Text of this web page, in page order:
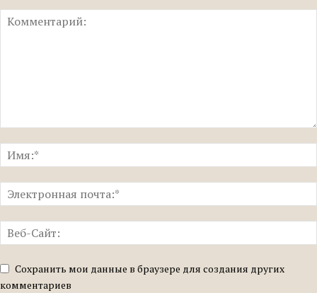
Сохранить мои данные в браузере для создания других
комментариев